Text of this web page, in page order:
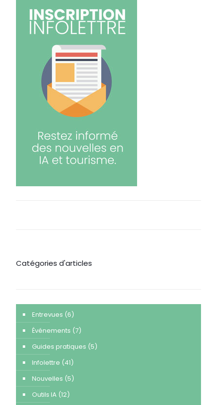
Catégories d'articles
Entrevues (6)
Événements (7)
Guides pratiques (5)
Infolettre (41)
Nouvelles (5)
Outils IA (12)